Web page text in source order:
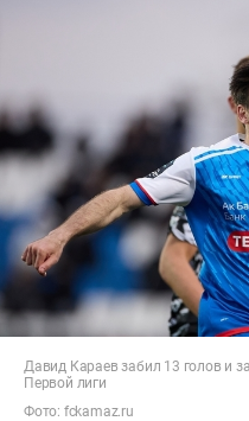
Давид Караев забил 13 голов и
Первой лиги
Фото: fckamaz.ru